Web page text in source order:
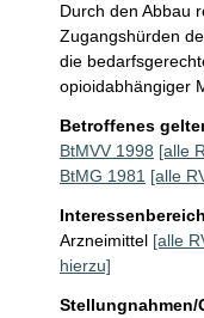
Durch den Abbau
Zugangshürden
die
opioidabhängiger
Betroffenes
BtMVV 1998 [alle
BtMG 1981 [alle
Arzneimittel [alle
hierzu]
Stellungnahmen/